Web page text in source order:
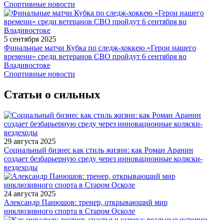
Спортивные новости
5 сентября 2025
Финальные матчи Кубка по следж-хоккею «Герои нашего
времени» среди ветеранов СВО пройдут 6 сентября во
Владивостоке
Спортивные новости
Статьи о сильных
29 августа 2025
Социальный бизнес как стиль жизни: как Роман Аранин
создает безбарьерную среду через инновационные коляски-
вездеходы
24 августа 2025
Александр Панюшов: тренер, открывающий мир
инклюзивного спорта в Старом Осколе